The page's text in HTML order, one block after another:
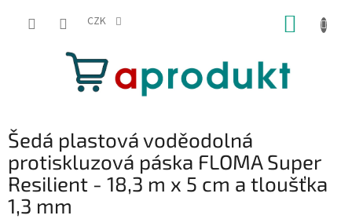
CZK
Šedá plastová voděodolná
protiskluzová páska FLOMA Super
Resilient - 18,3 m x 5 cm a tloušťka
1,3 mm